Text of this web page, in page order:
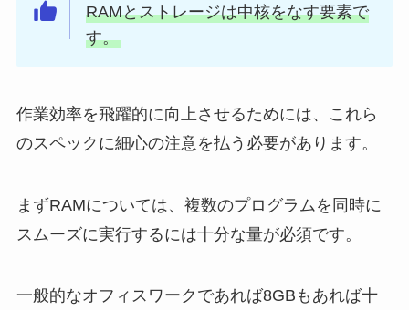
RAMとストレージは中核をなす要素で
す。
作業効率を飛躍的に向上させるためには、これら
のスペックに細心の注意を払う必要があります。
まずRAMについては、複数のプログラムを同時に
スムーズに実行するには十分な量が必須です。
一般的なオフィスワークであれば8GBもあれば十